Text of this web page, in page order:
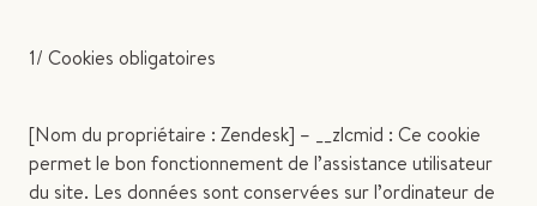
1/ Cookies obligatoires
[Nom du propriétaire : Zendesk] – __zlcmid : Ce cookie
permet le bon fonctionnement de l’assistance utilisateur
du site. Les données sont conservées sur l’ordinateur de